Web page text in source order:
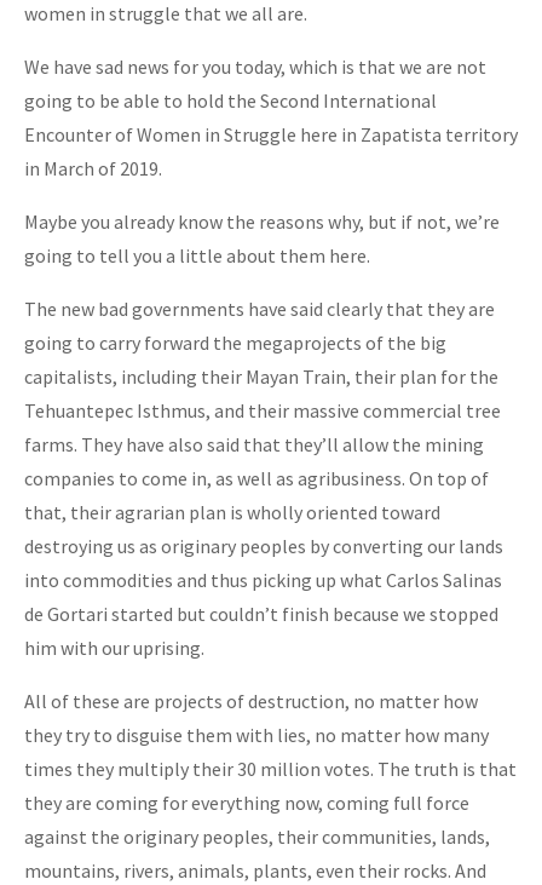
women in struggle that we all are.
We have sad news for you today, which is that we are not
going to be able to hold the Second International
Encounter of Women in Struggle here in Zapatista territory
in March of 2019.
Maybe you already know the reasons why, but if not, we’re
going to tell you a little about them here.
The new bad governments have said clearly that they are
going to carry forward the megaprojects of the big
capitalists, including their Mayan Train, their plan for the
Tehuantepec Isthmus, and their massive commercial tree
farms. They have also said that they’ll allow the mining
companies to come in, as well as agribusiness. On top of
that, their agrarian plan is wholly oriented toward
destroying us as originary peoples by converting our lands
into commodities and thus picking up what Carlos Salinas
de Gortari started but couldn’t finish because we stopped
him with our uprising.
All of these are projects of destruction, no matter how
they try to disguise them with lies, no matter how many
times they multiply their 30 million votes. The truth is that
they are coming for everything now, coming full force
against the originary peoples, their communities, lands,
mountains, rivers, animals, plants, even their rocks. And